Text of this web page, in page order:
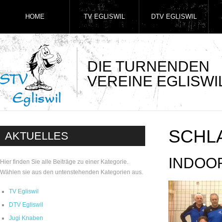
DIE TURNENDEN
VEREINE
HOME TV EGLISWIL DTV EGLISWIL
AKTUELLES
Hier finden Sie alle Beiträge zu einer Kategorie.
Wählen sie aus den untenstehenden Kategorien aus.
TV Egliswil
DTV Egliswil
Jugi Knaben